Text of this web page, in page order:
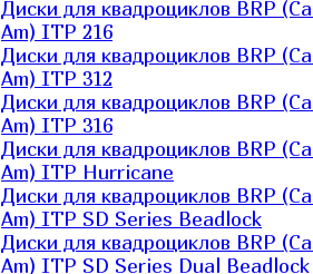
Диски для квадроциклов BRP
Am) ITP 216
Диски для квадроциклов BRP
Am) ITP 312
Диски для квадроциклов BRP
Am) ITP 316
Диски для квадроциклов BRP
Am) ITP Hurricane
Диски для квадроциклов BRP
Am) ITP SD Series Beadlock
Диски для квадроциклов BRP
Am) ITP SD Series Dual Beadlock